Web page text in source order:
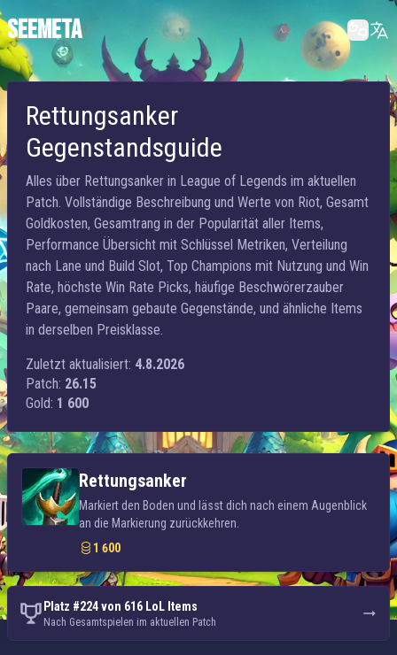
SEEMETA
Rettungsanker
Gegenstandsguide
Alles über Rettungsanker in League of Legends im aktuellen
Patch. Vollständige Beschreibung und Werte von Riot, Gesamt
Goldkosten, Gesamtrang in der Popularität aller Items,
Performance Übersicht mit Schlüssel Metriken, Verteilung
nach Lane und Build Slot, Top Champions mit Nutzung und Win
Rate, höchste Win Rate Picks, häufige Beschwörerzauber
Paare, gemeinsam gebaute Gegenstände, und ähnliche Items
in derselben Preisklasse.
Zuletzt aktualisiert: 4.8.2026
Patch: 26.15
Gold: 1 600
Rettungsanker
Markiert den Boden und lässt dich nach einem Augenblick
an die Markierung zurückkehren.
1 600
Platz #224 von 616 LoL Items
Nach Gesamtspielen im aktuellen Patch